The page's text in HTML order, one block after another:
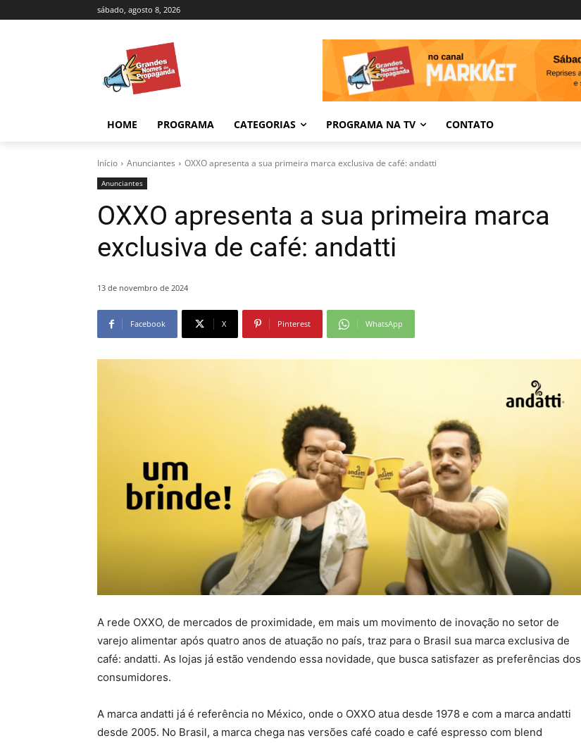
sábado, agosto 8, 2026
HOME PROGRAMA CATEGORIAS PROGRAMA NA TV CONTATO
Início Anunciantes OXXO apresenta a sua primeira marca exclusiva de café: andatti
Anunciantes
OXXO apresenta a sua primeira marca
exclusiva de café: andatti
13 de novembro de 2024
Facebook X Pinterest WhatsApp
A rede OXXO, de mercados de proximidade, em mais um movimento de inovação no setor de
varejo alimentar após quatro anos de atuação no país, traz para o Brasil sua marca exclusiva de
café: andatti. As lojas já estão vendendo essa novidade, que busca satisfazer as preferências dos
consumidores.
A marca andatti já é referência no México, onde o OXXO atua desde 1978 e com a marca andatti
desde 2005. No Brasil, a marca chega nas versões café coado e café espresso com blend